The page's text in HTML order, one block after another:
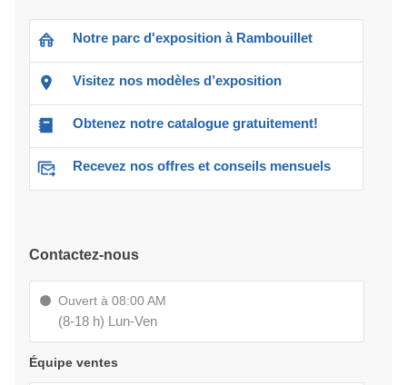
Notre parc d'exposition à Rambouillet
Visitez nos modèles d’exposition
Obtenez notre catalogue gratuitement!
Recevez nos offres et conseils mensuels
Contactez-nous
Ouvert à 08:00 AM
(8-18 h) Lun-Ven
Équipe ventes